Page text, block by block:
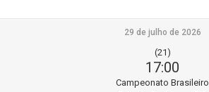
29 de julho de 2026
(21)
17:00
Campeonato Brasileiro